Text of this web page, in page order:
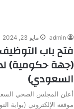
admin مايو 23, 2024
فتح باب
(جهة حكومية)
السعودي)
أعلن المجلس الصحي
موقعه الإلكتروني (بوابة